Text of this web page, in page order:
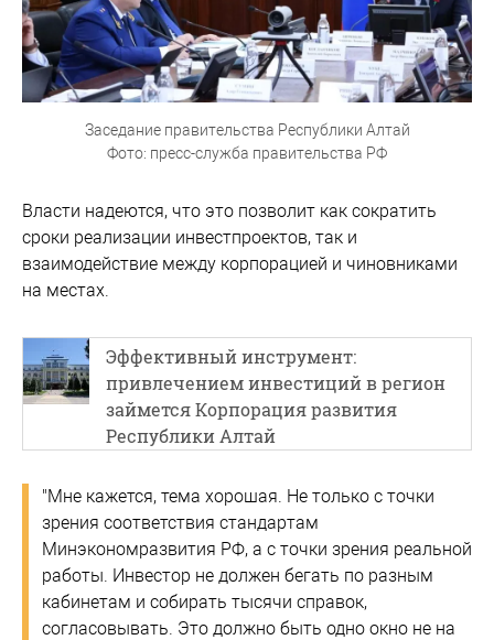
Заседание правительства Республики Алтай
Фото: пресс-служба правительства РФ
Власти надеются, что это позволит как сократить
сроки реализации инвестпроектов, так и
взаимодействие между корпорацией и чиновниками
на местах.
Эффективный инструмент:
привлечением инвестиций в регион
займется Корпорация развития
Республики Алтай
"Мне кажется, тема хорошая. Не только с точки
зрения соответствия стандартам
Минэкономразвития РФ, а с точки зрения реальной
работы. Инвестор не должен бегать по разным
кабинетам и собирать тысячи справок,
согласовывать. Это должно быть одно окно не на